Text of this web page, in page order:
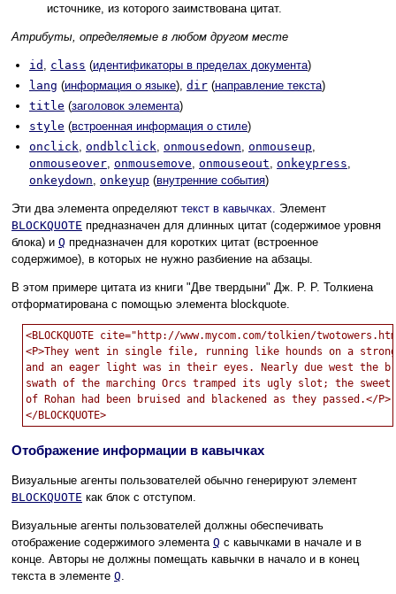
источнике, из которого заимствована цитат.
Атрибуты, определяемые в любом другом месте
id , class (идентификаторы в пределах документа)
lang (информация о языке), dir (направление текста)
title (заголовок элемента)
style (встроенная информация о стиле)
onclick, ondblclick, onmousedown, onmouseup,
onmouseover, onmousemove, onmouseout, onkeypress,
onkeydown, onkeyup (внутренние события)
Эти два элемента определяют текст в кавычках. Элемент
BLOCKQUOTE предназначен для длинных цитат (содержимое уровня
блока) и Q предназначен для коротких цитат (встроенное
содержимое), в которых не нужно разбиение на абзацы.
В этом примере цитата из книги "Две твердыни" Дж. Р. Р. Толкиена
отформатирована с помощью элемента blockquote.
<BLOCKQUOTE cite="http://www.mycom.com/tolkien/
<P>They went in single file, running like hounds on a
and an eager light was in their eyes. Nearly due west the
swath of the marching Orcs tramped its ugly slot; the sweet
of Rohan had been bruised and blackened as they passed.</P>
Отображение информации в кавычках
Визуальные агенты пользователей обычно генерируют элемент
BLOCKQUOTE как блок с отступом.
Визуальные агенты пользователей должны обеспечивать
отображение содержимого элемента Q с кавычками в начале и в
конце. Авторы не должны помещать кавычки в начало и в конец
текста в элементе Q.